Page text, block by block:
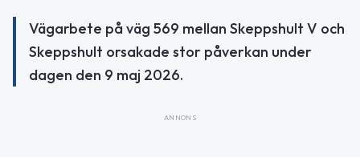
Vägarbete på väg 569 mellan Skeppshult V och
Skeppshult orsakade stor påverkan under
dagen den 9 maj 2026.
ANNONS